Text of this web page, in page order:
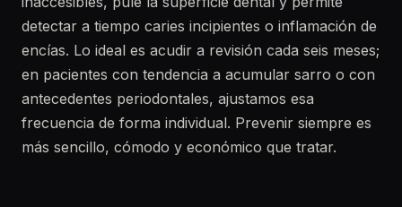
detectar a tiempo caries incipientes o inflamación de
encías. Lo ideal es acudir a revisión cada seis meses;
en pacientes con tendencia a acumular sarro o con
antecedentes periodontales, ajustamos esa
frecuencia de forma individual. Prevenir siempre es
más sencillo, cómodo y económico que tratar.